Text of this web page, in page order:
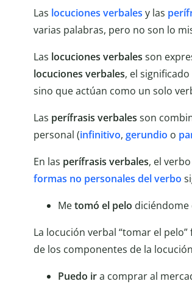
Las locuciones verbales y las
varias palabras, pero no son lo
Las locuciones verbales son
locuciones verbales, el
sino que actúan como un solo
Las perífrasis verbales son
personal (infinitivo, gerundio o
En las perífrasis verbales, el
formas no personales del verbo
Metomó el pelo diciéndome
La locución verbal “tomar el
de los componentes de la
Puedo ira comprar al